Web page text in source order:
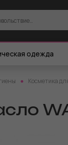
одежда
Косметика